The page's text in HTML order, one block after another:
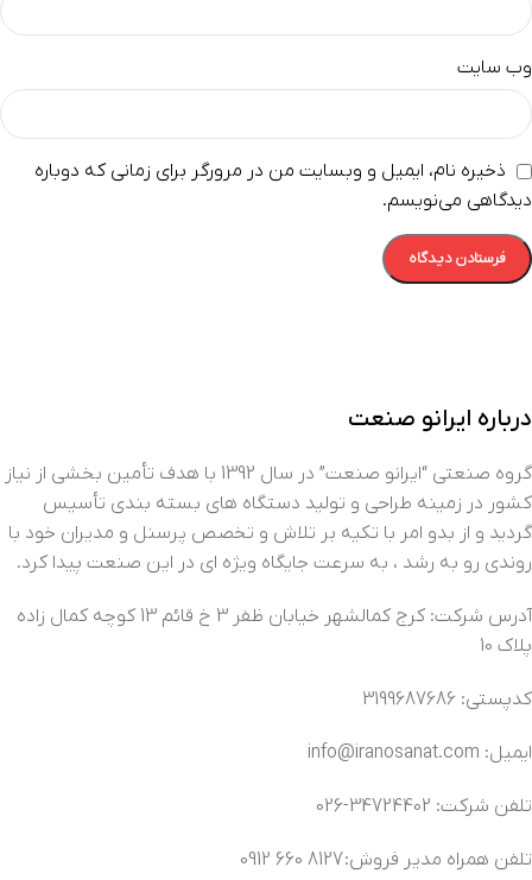
وب‌ سایت
ذخیره نام، ایمیل و وبسایت من در مرورگر برای زمانی که دوباره
دیدگاهی می‌نویسم.
درباره ایرانو صنعت
گروه صنعتی “ایرانو صنعت” در سال 1392 با هدف تأمین بخشی از نیاز
کشور در زمینه طراحی و تولید دستگاه های بسته بندی تأسیس
گردید و از بدو امر با تکیه بر تلاش و تخصص پرسنل و مدیران خود با
روندی رو به رشد ، به سرعت جایگاه ویژه ای در این صنعت پیدا کرد.
آدرس شرکت: کرج کمالشهر خیابان ظفر 3 خ قائم 13 کوچه کمال زاده
پلاک 10
کدپستی: 3199687686
ایمیل: info@iranosanat.com
تلفن شرکت: 34724402-026
تلفن همراه مدیر فروش: 8127 660 0912